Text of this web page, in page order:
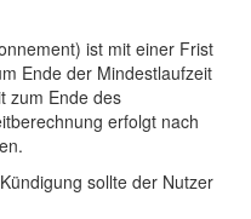
ist mit einer Frist
Ende der Mindestlaufzeit
zum Ende des
erfolgt nach
sollte der Nutzer